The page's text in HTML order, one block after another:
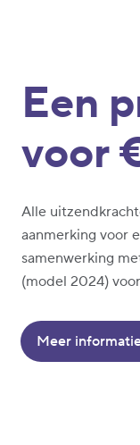
Een
voor
Alle
aanmerking voor
samenwerking
(model 2024)
Meer